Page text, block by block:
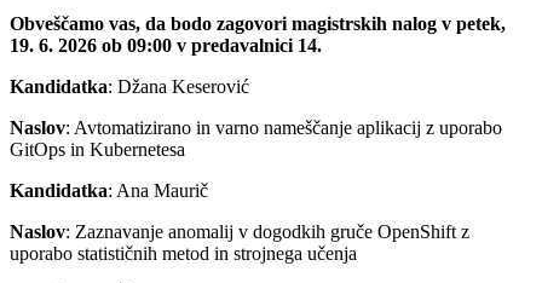
Obveščamo vas, da bodo zagovori magistrskih nalog v petek,
19. 6. 2026 ob 09:00 v predavalnici 14.
Kandidatka: Džana Keserović
Naslov: Avtomatizirano in varno nameščanje aplikacij z uporabo
GitOps in Kubernetesa
Kandidatka: Ana Maurič
Naslov: Zaznavanje anomalij v dogodkih gruče OpenShift z
uporabo statističnih metod in strojnega učenja